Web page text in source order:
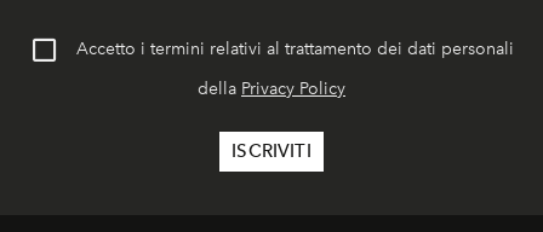
Accetto i termini relativi al trattamento dei dati personali
della Privacy Policy